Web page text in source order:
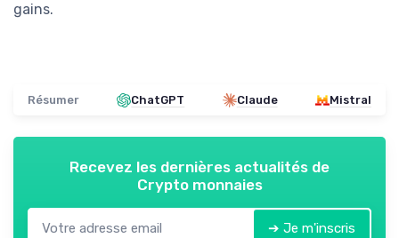
gains.
Résumer ChatGPT Claude Mistral
Recevez les dernières actualités de
Crypto monnaies
➔ Je m'inscris